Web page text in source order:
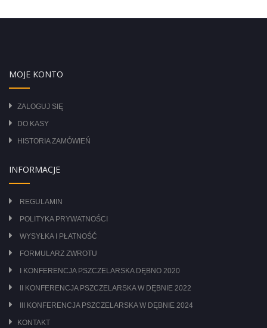
MOJE KONTO
ZALOGUJ SIĘ
DO KASY
HISTORIA ZAMÓWIEŃ
INFORMACJE
REGULAMIN
POLITYKA PRYWATNOŚCI
WYSYŁKA I PŁATNOŚĆ
FORMULARZ ZWROTU
I KONFERENCJA PSZCZELARSKA DĘBNO 2020
II KONFERENCJA PSZCZELARSKA W DĘBNIE 2022
III KONFERENCJA PSZCZELARSKA W DĘBNIE 2024
KONTAKT